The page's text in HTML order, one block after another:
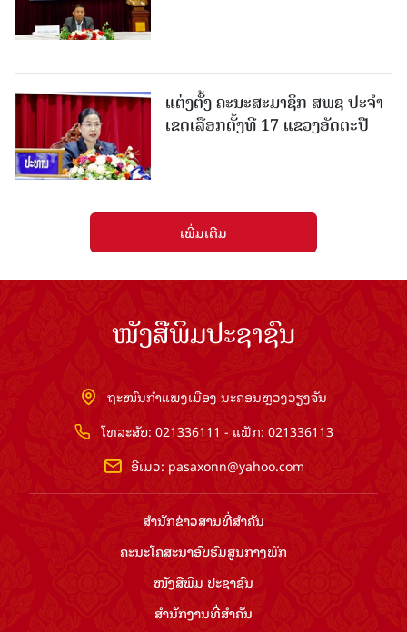
ແຕ່ງຕັ້ງ ຄະນະສະມາຊິກ ສພຊ ປະຈຳ
ເຂດເລືອກຕັ້ງທີ 17 ແຂວງອັດຕະປື
ເພີ່ມເຕີມ
ໜັງສືພິມປະຊາຊົນ
ຖະໜົນກຳແພງເມືອງ ນະຄອນຫຼວງວຽງຈັນ
ໂທລະສັບ: 021336111 - ແຟັກ: 021336113
ອີເມວ: pasaxonn@yahoo.com
ສຳ​ນັກ​ຂ່າວ​ສານ​ທີ່​ສຳ​ຄັນ​
ຄະນະໂຄສະນາອົບຮົມ​ສູນ​ກາງ​ພັກ
ໜັງສືພິມ ປະ​ຊາ​ຊົນ
ສຳ​ນັກ​ງານ​ທີ່​ສຳ​ຄັນ